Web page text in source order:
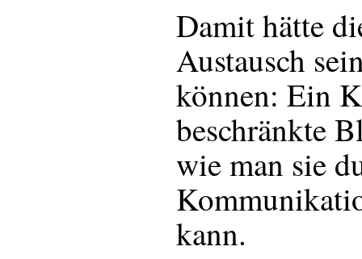
Damit hätte
Austausch
können: Ein
beschränkte
wie man sie
kann.